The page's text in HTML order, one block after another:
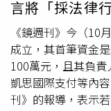
異，後續則會持續採
將、立委謝衣鳳家
章了」他直指另一
倒是嘉義市有望成
僚直指，「回鍋」
班局面，時任總統
委陳以真空降嘉義
問題，卻來解決提
謂，基層員警依法
煩，老百姓都看在
時到案！」。
言將「採法律行
《鏡週刊》今（10
成立，其首筆資金
100萬元，且其負
凱思國際支付等內
刊》的報導，表示